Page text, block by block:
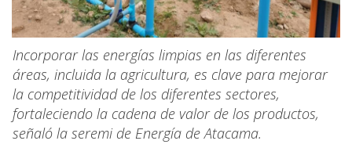
Incorporar las energías limpias en las diferentes
áreas, incluida la agricultura, es clave para mejorar
la competitividad de los diferentes sectores,
fortaleciendo la cadena de valor de los productos,
señaló la seremi de Energía de Atacama.